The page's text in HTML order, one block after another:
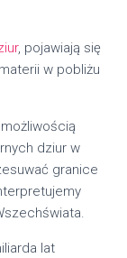
, pojawiają się
w pobliżu
dziur w
granice
lat